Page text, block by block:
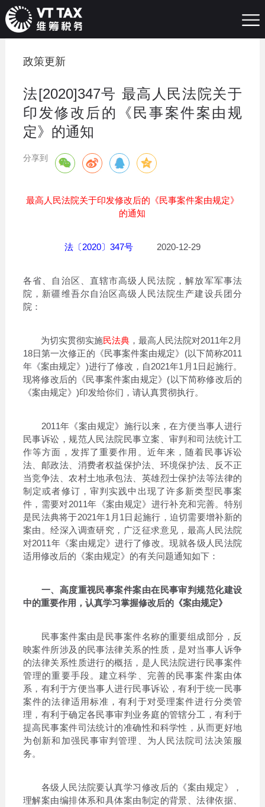
政策更新
法[2020]347号 最高人民法院关于
印发修改后的《民事案件案由规
定》的通知
分享到
最高人民法院关于印发修改后的《民事案件案由规定》
的通知
法〔2020〕347号2020-12-29
各省、自治区、直辖市高级人民法院，解放军军事法
院，新疆维吾尔自治区高级人民法院生产建设兵团分
院：
为切实贯彻实施民法典 ，最高人民法院对2011年2月
18日第一次修正的《民事案件案由规定》(以下简称2011
年《案由规定》)进行了修改，自2021年1月1日起施行。
现将修改后的《民事案件案由规定》(以下简称修改后的
《案由规定》)印发给你们，请认真贯彻执行。
2011年《案由规定》施行以来，在方便当事人进行
民事诉讼，规范人民法院民事立案、审判和司法统计工
作等方面，发挥了重要作用。近年来，随着民事诉讼
法、邮政法、消费者权益保护法、环境保护法、反不正
当竞争法、农村土地承包法、英雄烈士保护法等法律的
制定或者修订，审判实践中出现了许多新类型民事案
件，需要对2011年《案由规定》进行补充和完善。特别
是民法典将于2021年1月1日起施行，迫切需要增补新的
案由。经深入调查研究，广泛征求意见，最高人民法院
对2011年《案由规定》进行了修改。现就各级人民法院
适用修改后的《案由规定》的有关问题通知如下：
一、高度重视民事案件案由在民事审判规范化建设
中的重要作用，认真学习掌握修改后的《案由规定》
民事案件案由是民事案件名称的重要组成部分，反
映案件所涉及的民事法律关系的性质，是对当事人诉争
的法律关系性质进行的概括，是人民法院进行民事案件
管理的重要手段。建立科学、完善的民事案件案由体
系，有利于方便当事人进行民事诉讼，有利于统一民事
案件的法律适用标准，有利于对受理案件进行分类管
理，有利于确定各民事审判业务庭的管辖分工，有利于
提高民事案件司法统计的准确性和科学性，从而更好地
为创新和加强民事审判管理、为人民法院司法决策服
务。
各级人民法院要认真学习修改后的《案由规定》，
理解案由编排体系和具体案由制定的背景、法律依据、